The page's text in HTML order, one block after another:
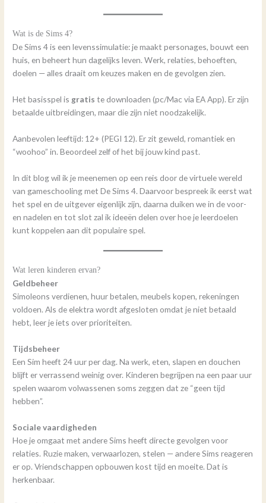
Wat is de Sims 4?
De Sims 4 is een levenssimulatie: je maakt personages, bouwt een
huis, en beheert hun dagelijks leven. Werk, relaties, behoeften,
doelen — alles draait om keuzes maken en de gevolgen zien.
Het basisspel is gratis te downloaden (pc/Mac via EA App). Er zijn
betaalde uitbreidingen, maar die zijn niet noodzakelijk.
Aanbevolen leeftijd: 12+ (PEGI 12). Er zit geweld, romantiek en
“woohoo” in. Beoordeel zelf of het bij jouw kind past.
In dit blog wil ik je meenemen op een reis door de virtuele wereld
van gameschooling met De Sims 4. Daarvoor bespreek ik eerst wat
het spel en de uitgever eigenlijk zijn, daarna duiken we in de voor-
en nadelen en tot slot zal ik ideeën delen over hoe je leerdoelen
kunt koppelen aan dit populaire spel.
Wat leren kinderen ervan?
Geldbeheer
Simoleons verdienen, huur betalen, meubels kopen, rekeningen
voldoen. Als de elektra wordt afgesloten omdat je niet betaald
hebt, leer je iets over prioriteiten.
Tijdsbeheer
Een Sim heeft 24 uur per dag. Na werk, eten, slapen en douchen
blijft er verrassend weinig over. Kinderen begrijpen na een paar uur
spelen waarom volwassenen soms zeggen dat ze “geen tijd
hebben”.
Sociale vaardigheden
Hoe je omgaat met andere Sims heeft directe gevolgen voor
relaties. Ruzie maken, verwaarlozen, stelen — andere Sims reageren
er op. Vriendschappen opbouwen kost tijd en moeite. Dat is
herkenbaar.